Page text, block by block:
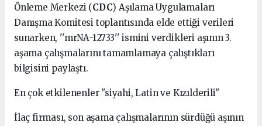
Önleme Merkezi (CDC) Aşılama Uygulamaları
Danışma Komitesi toplantısında elde ettiği verileri
sunarken, ''mrNA-12733'' ismini verdikleri aşının 3.
aşama çalışmalarını tamamlamaya çalıştıkları
bilgisini paylaştı.
En çok etkilenenler "siyahi, Latin ve Kızılderili"
İlaç firması, son aşama çalışmalarının sürdüğü aşının